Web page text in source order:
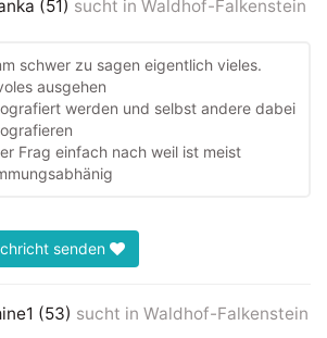
(51) sucht in Waldhof-Falkenstein
schwer zu sagen eigentlich vieles.
ausgehen
werden und selbst andere dabei
Frag einfach nach weil ist meist
senden
(53) sucht in Waldhof-Falkenstein